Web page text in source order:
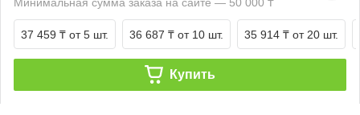
37 459 ₸ от 5 шт. 36 687 ₸ от 10 шт. 35 914 ₸ от 20 шт.
Купить